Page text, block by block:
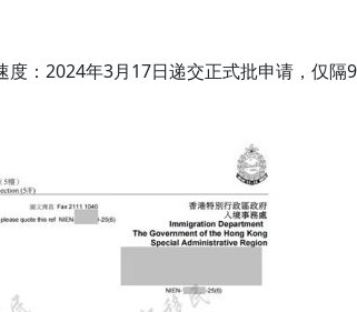
度：2024年3月17日递交正式批申请，仅